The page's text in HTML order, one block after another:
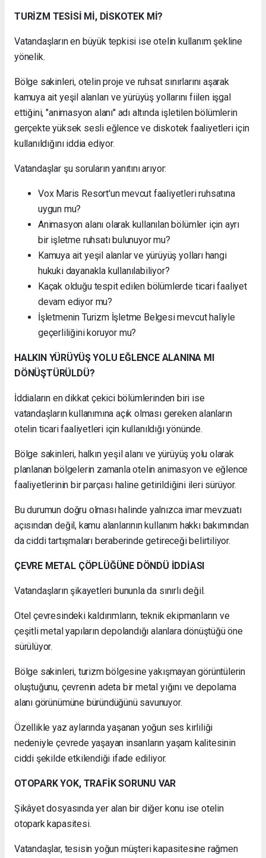
TURİZM TESİSİ Mİ, DİSKOTEK Mİ?
Vatandaşların en büyük tepkisi ise otelin kullanım şekline
yönelik.
Bölge sakinleri, otelin proje ve ruhsat sınırlarını aşarak
kamuya ait yeşil alanları ve yürüyüş yollarını fiilen işgal
ettiğini, "animasyon alanı" adı altında işletilen bölümlerin
gerçekte yüksek sesli eğlence ve diskotek faaliyetleri için
kullanıldığını iddia ediyor.
Vatandaşlar şu soruların yanıtını arıyor:
Vox Maris Resort'un mevcut faaliyetleri ruhsatına
uygun mu?
Animasyon alanı olarak kullanılan bölümler için ayrı
bir işletme ruhsatı bulunuyor mu?
Kamuya ait yeşil alanlar ve yürüyüş yolları hangi
hukuki dayanakla kullanılabiliyor?
Kaçak olduğu tespit edilen bölümlerde ticari faaliyet
devam ediyor mu?
İşletmenin Turizm İşletme Belgesi mevcut haliyle
geçerliliğini koruyor mu?
HALKIN YÜRÜYÜŞ YOLU EĞLENCE ALANINA MI
DÖNÜŞTÜRÜLDÜ?
İddiaların en dikkat çekici bölümlerinden biri ise
vatandaşların kullanımına açık olması gereken alanların
otelin ticari faaliyetleri için kullanıldığı yönünde.
Bölge sakinleri, halkın yeşil alanı ve yürüyüş yolu olarak
planlanan bölgelerin zamanla otelin animasyon ve eğlence
faaliyetlerinin bir parçası haline getirildiğini ileri sürüyor.
Bu durumun doğru olması halinde yalnızca imar mevzuatı
açısından değil, kamu alanlarının kullanım hakkı bakımından
da ciddi tartışmaları beraberinde getireceği belirtiliyor.
ÇEVRE METAL ÇÖPLÜĞÜNE DÖNDÜ İDDİASI
Vatandaşların şikayetleri bununla da sınırlı değil.
Otel çevresindeki kaldırımların, teknik ekipmanların ve
çeşitli metal yapıların depolandığı alanlara dönüştüğü öne
sürülüyor.
Bölge sakinleri, turizm bölgesine yakışmayan görüntülerin
oluştuğunu, çevrenin adeta bir metal yığını ve depolama
alanı görünümüne büründüğünü savunuyor.
Özellikle yaz aylarında yaşanan yoğun ses kirliliği
nedeniyle çevrede yaşayan insanların yaşam kalitesinin
ciddi şekilde etkilendiği ifade ediliyor.
OTOPARK YOK, TRAFİK SORUNU VAR
Şikâyet dosyasında yer alan bir diğer konu ise otelin
otopark kapasitesi.
Vatandaşlar, tesisin yoğun müşteri kapasitesine rağmen